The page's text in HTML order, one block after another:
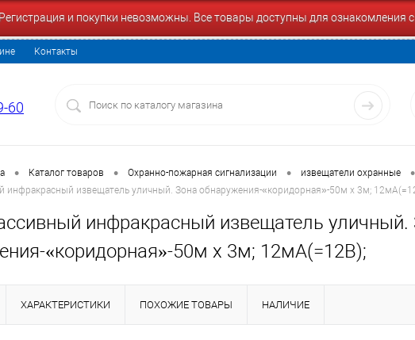
и покупки невозможны. Все товары доступны для ознакомления
Контакты
60
• Каталог товаров • Охранно-пожарная сигнализации • извещатели охранные •
инфракрасный извещатель уличный. Зона обнаружения-«коридорная»-50м х 3м;
инфракрасный извещатель уличный.
«коридорная»-50м х 3м; 12мА(=12В);
ХАРАКТЕРИСТИКИ ПОХОЖИЕ ТОВАРЫ НАЛИЧИЕ